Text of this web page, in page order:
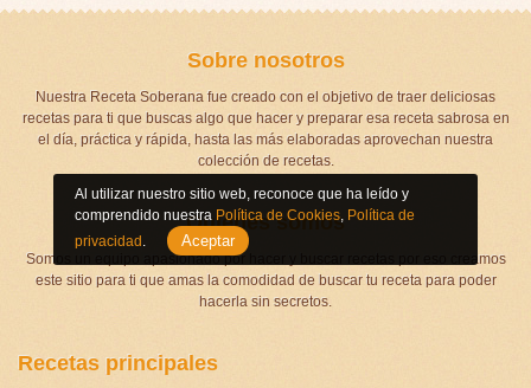
Sobre nosotros
Nuestra Receta Soberana fue creado con el objetivo de traer deliciosas
recetas para ti que buscas algo que hacer y preparar esa receta sabrosa en
el día, práctica y rápida, hasta las más elaboradas aprovechan nuestra
colección de recetas.
Quienes somos
Somos un equipo apasionado por hacer y buscar recetas por eso creamos
este sitio para ti que amas la comodidad de buscar tu receta para poder
hacerla sin secretos.
Recetas principales
Al utilizar nuestro sitio web, reconoce que ha leído y
comprendido nuestra Política de Cookies, Política de
privacidad . Aceptar